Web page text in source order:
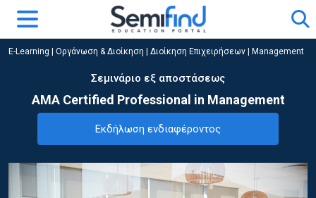
E-Learning Οργάνωση & Διοίκηση Διοίκηση Επιχειρήσεων | Management
Σεμινάριο εξ αποστάσεως
AMA Certified Professional in Management
Εκδήλωση ενδιαφέροντος